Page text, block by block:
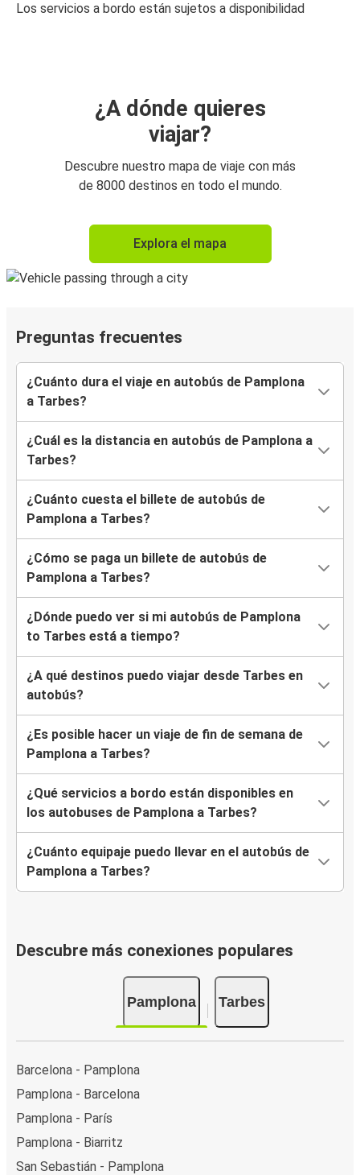
Los servicios a bordo están sujetos a disponibilidad
¿A dónde quieres
viajar?
Descubre nuestro mapa de viaje con más
de 8000 destinos en todo el mundo.
Explora el mapa
Preguntas frecuentes
¿Cuánto dura el viaje en autobús de Pamplona
a Tarbes?
¿Cuál es la distancia en autobús de Pamplona a
Tarbes?
¿Cuánto cuesta el billete de autobús de
Pamplona a Tarbes?
¿Cómo se paga un billete de autobús de
Pamplona a Tarbes?
¿Dónde puedo ver si mi autobús de Pamplona
to Tarbes está a tiempo?
¿A qué destinos puedo viajar desde Tarbes en
autobús?
¿Es posible hacer un viaje de fin de semana de
Pamplona a Tarbes?
¿Qué servicios a bordo están disponibles en
los autobuses de Pamplona a Tarbes?
¿Cuánto equipaje puedo llevar en el autobús de
Pamplona a Tarbes?
Descubre más conexiones populares
Pamplona Tarbes
Barcelona - Pamplona
Pamplona - Barcelona
Pamplona - París
Pamplona - Biarritz
San Sebastián - Pamplona